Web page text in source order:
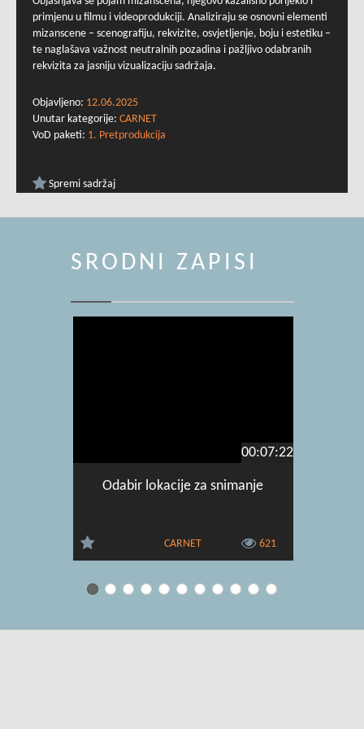
primjenu u filmu i videoprodukciji. Analiziraju se osnovni elementi
mizanscene – scenografiju, rekvizite, osvjetljenje, boju i estetiku –
te naglašava važnost neutralnih pozadina i pažljivo odabranih
rekvizita za jasniju vizualizaciju sadržaja.
Objavljeno: 12.06.2025
Unutar kategorije: CARNET
VoD paketi: 1. Pretprodukcija
Spremi sadržaj
SRODNI ZAPISI
00:07:22
Odabir lokacije za snimanje
CARNET 621